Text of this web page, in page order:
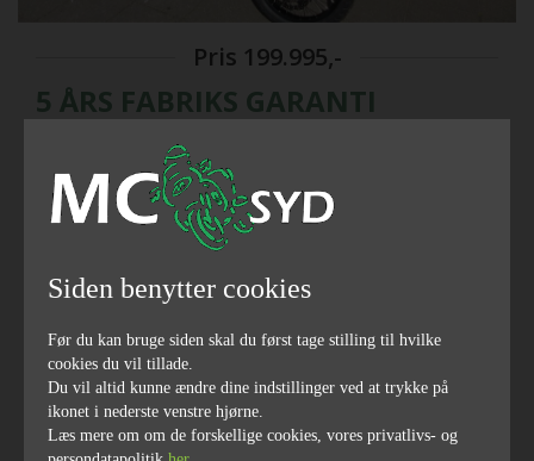
Pris 199.995,-
5 ÅRS FABRIKS GARANTI
2024
Finansiering
send link til email
SPAR 25000 KR PÅ NY OVERGEMT CRF 1100 Denne er
Siden benytter cookies
Før du kan bruge siden skal du først tage stilling til hvilke
cookies du vil tillade.
Du vil altid kunne ændre dine indstillinger ved at trykke på
ikonet i nederste venstre hjørne.
Læs mere om om de forskellige cookies, vores privatlivs- og